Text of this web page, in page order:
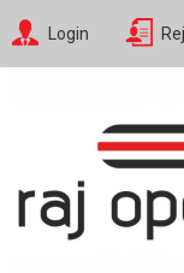
Login